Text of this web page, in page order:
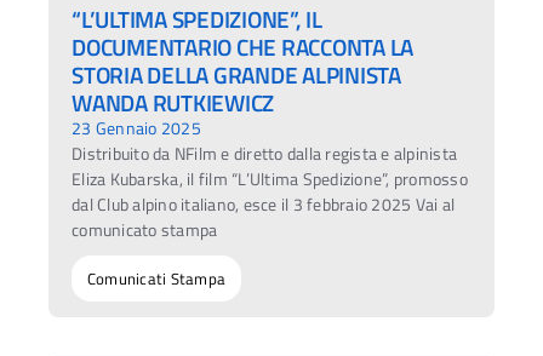
“L’ULTIMA SPEDIZIONE”, IL
DOCUMENTARIO CHE RACCONTA LA
STORIA DELLA GRANDE ALPINISTA
WANDA RUTKIEWICZ
23 Gennaio 2025
Distribuito da NFilm e diretto dalla regista e alpinista
Eliza Kubarska, il film “L’Ultima Spedizione”, promosso
dal Club alpino italiano, esce il 3 febbraio 2025 Vai al
comunicato stampa
Comunicati Stampa